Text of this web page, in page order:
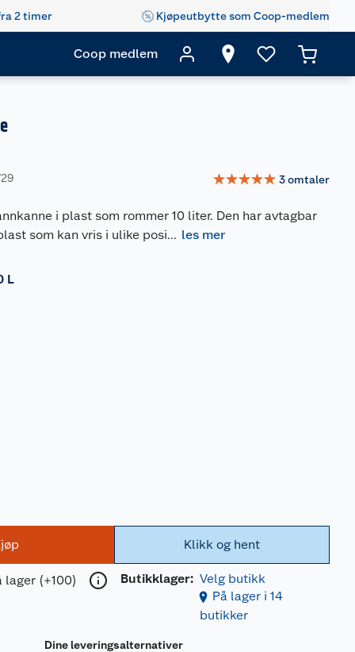
2 timer Kjøpeutbytte som Coop-medlem
Coop medlem
☆☆☆☆☆ 3omtaler
i plast som rommer 10 liter. Den har avtagbar
som kan vris i ulike posi... les mer
L
lager (+100)
Klikk og hent
Butikklager: Velg butikk
På lager i 14
butikker
Dine leveringsalternativer